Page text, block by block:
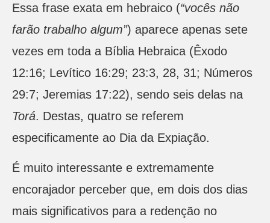
Essa frase exata em hebraico (“vocês não
farão trabalho algum”) aparece apenas sete
vezes em toda a Bíblia Hebraica (Êxodo
12:16; Levítico 16:29; 23:3, 28, 31; Números
29:7; Jeremias 17:22), sendo seis delas na
Torá. Destas, quatro se referem
especificamente ao Dia da Expiação.
É muito interessante e extremamente
encorajador perceber que, em dois dos dias
mais significativos para a redenção no